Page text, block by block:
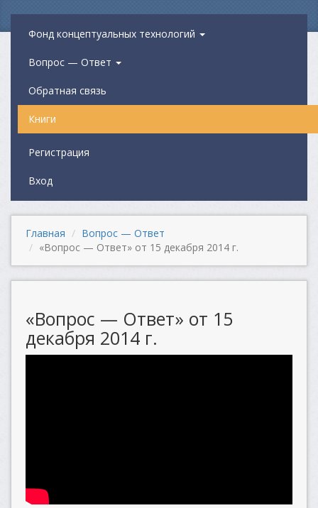
Фонд концептуальных технологий
Вопрос — Ответ
Обратная связь
Книги
Регистрация
Вход
Главная
Вопрос — Ответ
«Вопрос — Ответ» от 15 декабря 2014 г.
«Вопрос — Ответ» от 15
декабря 2014 г.